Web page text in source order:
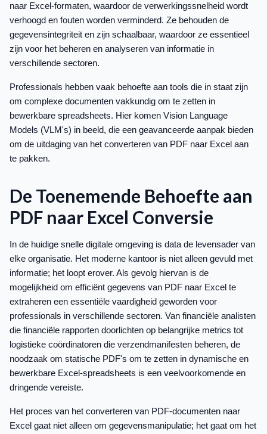
naar Excel-formaten, waardoor de verwerkingssnelheid wordt
verhoogd en fouten worden verminderd. Ze behouden de
gegevensintegriteit en zijn schaalbaar, waardoor ze essentieel
zijn voor het beheren en analyseren van informatie in
verschillende sectoren.
Professionals hebben vaak behoefte aan tools die in staat zijn
om complexe documenten vakkundig om te zetten in
bewerkbare spreadsheets. Hier komen Vision Language
Models (VLM's) in beeld, die een geavanceerde aanpak bieden
om de uitdaging van het converteren van PDF naar Excel aan
te pakken.
De Toenemende Behoefte aan
PDF naar Excel Conversie
In de huidige snelle digitale omgeving is data de levensader van
elke organisatie. Het moderne kantoor is niet alleen gevuld met
informatie; het loopt erover. Als gevolg hiervan is de
mogelijkheid om efficiënt gegevens van PDF naar Excel te
extraheren een essentiële vaardigheid geworden voor
professionals in verschillende sectoren. Van financiële analisten
die financiële rapporten doorlichten op belangrijke metrics tot
logistieke coördinatoren die verzendmanifesten beheren, de
noodzaak om statische PDF's om te zetten in dynamische en
bewerkbare Excel-spreadsheets is een veelvoorkomende en
dringende vereiste.
Het proces van het converteren van PDF-documenten naar
Excel gaat niet alleen om gegevensmanipulatie; het gaat om het